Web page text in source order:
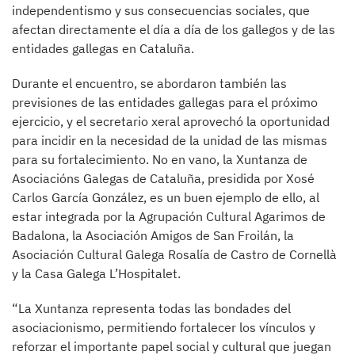
independentismo y sus consecuencias sociales, que
afectan directamente el día a día de los gallegos y de las
entidades gallegas en Cataluña.
Durante el encuentro, se abordaron también las
previsiones de las entidades gallegas para el próximo
ejercicio, y el secretario xeral aprovechó la oportunidad
para incidir en la necesidad de la unidad de las mismas
para su fortalecimiento. No en vano, la Xuntanza de
Asociacións Galegas de Cataluña, presidida por Xosé
Carlos García González, es un buen ejemplo de ello, al
estar integrada por la Agrupación Cultural Agarimos de
Badalona, la Asociación Amigos de San Froilán, la
Asociación Cultural Galega Rosalía de Castro de Cornellà
y la Casa Galega L’Hospitalet.
“La Xuntanza representa todas las bondades del
asociacionismo, permitiendo fortalecer los vínculos y
reforzar el importante papel social y cultural que juegan